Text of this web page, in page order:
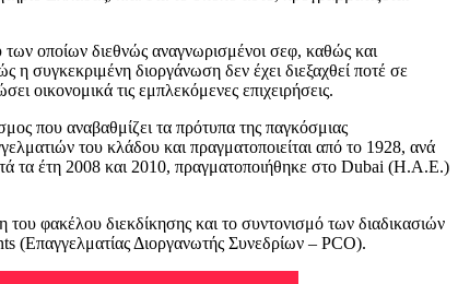
οποίων διεθνώς αναγνωρισμένοι σεφ, καθώς και
η συγκεκριμένη διοργάνωση δεν έχει διεξαχθεί ποτέ σε
οικονομικά τις εμπλεκόμενες επιχειρήσεις.
που αναβαθμίζει τα πρότυπα της παγκόσμιας
του κλάδου και πραγματοποιείται από το 1928, ανά
τα έτη 2008 και 2010, πραγματοποιήθηκε στο Dubai (Η.Α.Ε.)
φακέλου διεκδίκησης και το συντονισμό των διαδικασιών
(Επαγγελματίας Διοργανωτής Συνεδρίων – PCO).